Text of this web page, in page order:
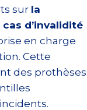
sur la
d’invalidité
en charge
Cette
des prothèses